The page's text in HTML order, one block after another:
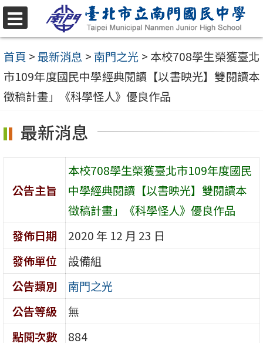
跳
至
主
要
內
區
選
單
首頁 >最新消息 >南門之光 > 本校708學生榮獲臺北
市109年度國民中學經典閱讀【以書映光】雙閱讀本
徵稿計畫」《科學怪人》優良作品
最新消息
公告主旨
本校708學生榮獲臺北市109年度國民
中學經典閱讀【以書映光】雙閱讀本
徵稿計畫」《科學怪人》優良作品
發佈日期
2020 年 12 月 23 日
發佈單位
設備組
公告類別
南門之光
公告等級
無
點閱次數
884